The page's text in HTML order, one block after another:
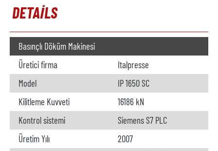
DETAILS
Basınçlı Döküm Makinesi
Üretici firma
Italpresse
Model
IP 1650 SC
Kilitleme Kuvveti
16186 kN
Kontrol sistemi
Siemens S7 PLC
Üretim Yılı
2007